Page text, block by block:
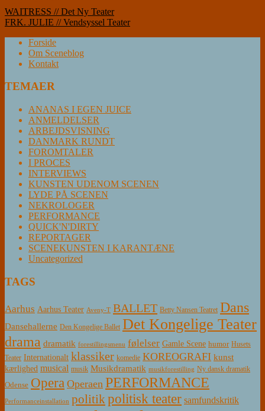
Indlægsnavigation
WAITRESS // Det Ny Teater
FRK. JULIE // Vendsyssel Teater
Forside
Om Sceneblog
Kontakt
TEMAER
ANANAS I EGEN JUICE
ANMELDELSER
ARBEJDSVISNING
DANMARK RUNDT
FOROMTALER
I PROCES
INTERVIEWS
KUNSTEN UDENOM SCENEN
LYDE PÅ SCENEN
NEKROLOGER
PERFORMANCE
QUICK'N'DIRTY
REPORTAGER
SCENEKUNSTEN I KARANTÆNE
Uncategorized
TAGS
Aarhus Aarhus Teater Aveny-T BALLET Betty Nansen Teatret Dans
Dansehallerne Den Kongelige Ballet Det Kongelige Teater
drama dramatik forestillingsmenu følelser Gamle Scene humor Husets
Teater Internationalt klassiker komedie KOREOGRAFI kunst
kærlighed musical musik Musikdramatik musikforestilling Ny dansk dramatik
Odense Opera Operaen PERFORMANCE
Performanceinstallation politikpolitisk teater samfundskritik